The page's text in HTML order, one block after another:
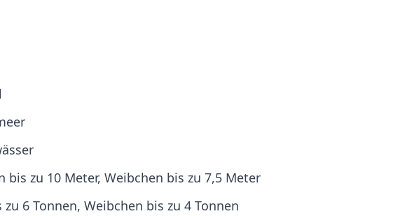
bis zu 10 Meter, Weibchen bis zu 7,5 Meter
6 Tonnen, Weibchen bis zu 4 Tonnen